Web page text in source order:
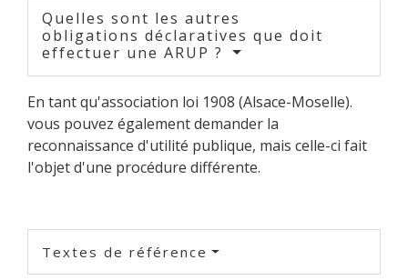
Quelles sont les autres
obligations déclaratives que doit
effectuer une ARUP ?
En tant qu'association loi 1908 (Alsace-Moselle).
vous pouvez également demander la
reconnaissance d'utilité publique, mais celle-ci fait
l'objet d'une procédure différente.
Textes de référence